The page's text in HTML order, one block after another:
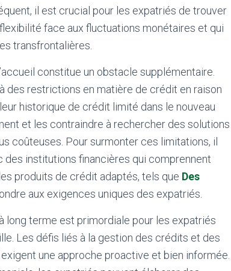
il est crucial pour les expatriés de trouver
face aux fluctuations monétaires et qui
transfrontalières.
constitue un obstacle supplémentaire.
des restrictions en matière de crédit en raison
historique de crédit limité dans le nouveau
et les contraindre à rechercher des solutions
coûteuses. Pour surmonter ces limitations, il
institutions financières qui comprennent
produits de crédit adaptés, tels que Des
aux exigences uniques des expatriés.
long terme est primordiale pour les expatriés
Les défis liés à la gestion des crédits et des
une approche proactive et bien informée.